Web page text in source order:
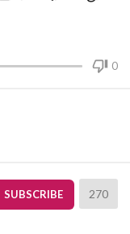
0
SUBSCRIBE 270